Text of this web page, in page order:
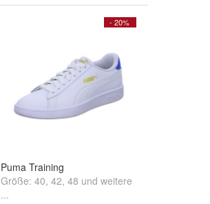
- 20%
Puma Training
Größe: 40, 42, 48 und weitere
...